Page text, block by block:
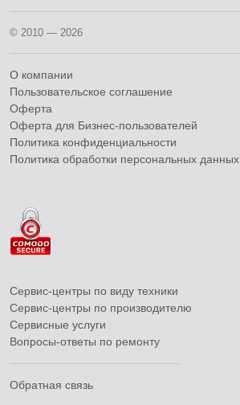
© 2010 — 2026
О компании
Пользовательское соглашение
Оферта
Оферта для Бизнес-пользователей
Политика конфиденциальности
Политика обработки персональных данных
Сервис-центры по виду техники
Сервис-центры по производителю
Сервисные услуги
Вопросы-ответы по ремонту
Обратная связь